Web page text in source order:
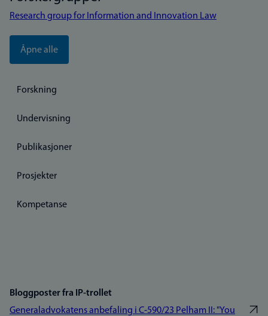
Research group for Information and Innovation Law
Åpne alle
Forskning
Undervisning
Publikasjoner
Prosjekter
Kompetanse
Bloggposter fra IP-trollet
Generaladvokatens anbefaling i C‑590/23 Pelham II: "You